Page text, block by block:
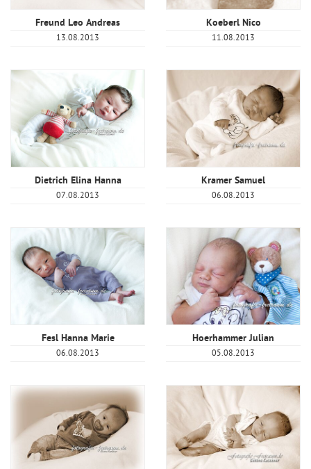
Freund Leo Andreas
13.08.2013
Koeberl Nico
11.08.2013
Dietrich Elina Hanna
07.08.2013
Kramer Samuel
06.08.2013
Fesl Hanna Marie
06.08.2013
Hoerhammer Julian
05.08.2013